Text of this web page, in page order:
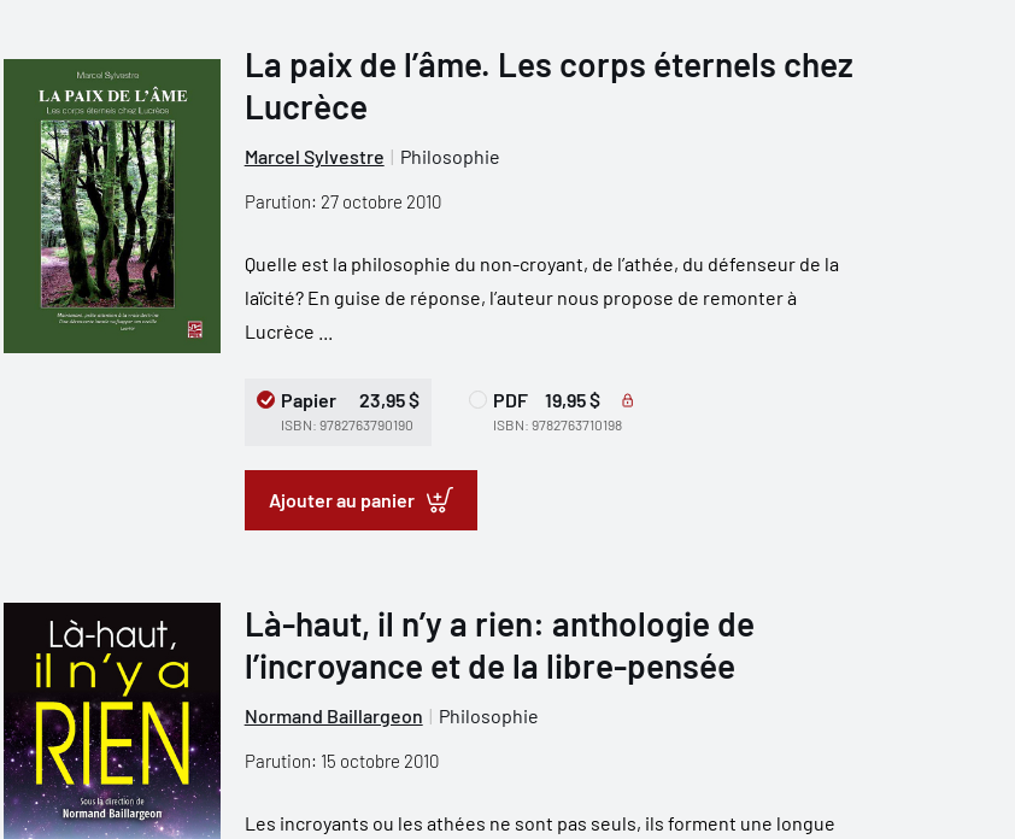
La paix de l’âme. Les corps éternels chez
Lucrèce
Marcel Sylvestre Philosophie
Parution: 27 octobre 2010
Quelle est la philosophie du non-croyant, de l’athée, du défenseur de la
laïcité? En guise de réponse, l’auteur nous propose de remonter à
Lucrèce ...
Papier 23,95 $
ISBN: 9782763790190
PDF 19,95 $
ISBN: 9782763710198
Ajouter au panier
Là-haut, il n’y a rien: anthologie de
l’incroyance et de la libre-pensée
Normand Baillargeon Philosophie
Parution: 15 octobre 2010
Les incroyants ou les athées ne sont pas seuls, ils forment une longue